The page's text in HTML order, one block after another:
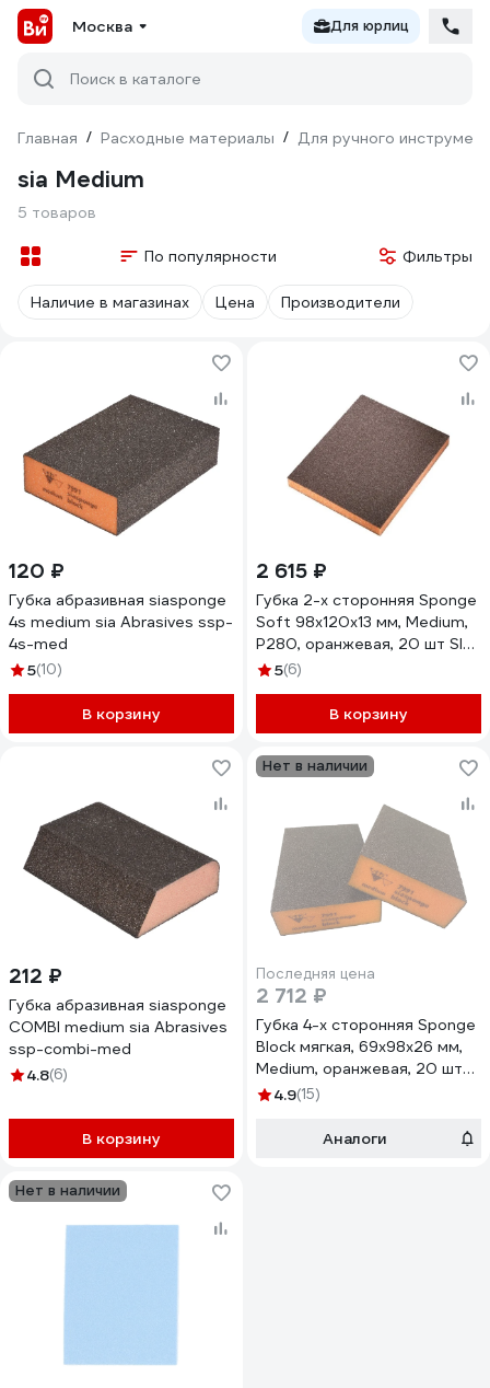
Москва Для юрлиц
Поиск в каталоге
Главная / Расходные материалы / Для ручного
sia Medium
5 товаров
По популярности Фильтры
Наличие в магазинах Цена Производители
120 ₽
Губка абразивная siasponge
4s medium sia Abrasives ssp-
4s-med
5(10)
В корзину
2 615 ₽
Губка 2-х сторонняя Sponge
Soft 98х120х13 мм, Medium,
P280, оранжевая, 20 шт SIA
0070.1244.01.09
5(6)
В корзину
212 ₽
Губка абразивная siasponge
COMBI medium sia Abrasives
ssp-combi-med
4.8(6)
В корзину
Нет в наличии
Последняя цена
2 712 ₽
Губка 4-х сторонняя Sponge
Block мягкая, 69x98x26 мм,
Medium, оранжевая, 20 шт
SIA 0070.1254.09
4.9(15)
Аналоги
Нет в наличии